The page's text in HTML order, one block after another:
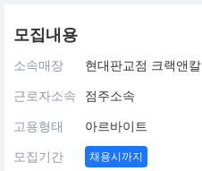
모집내용
소속매장 현대판교점 크랙앤칼
근로자소속 점주소속
고용형태 아르바이트
모집기간 채용시까지